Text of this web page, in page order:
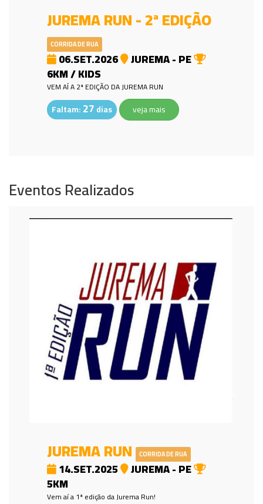
JUREMA RUN - 2ª EDIÇÃO
CORRIDA DE RUA
06.SET.2026 JUREMA - PE
6KM / KIDS
VEM AÍ A 2ª EDIÇÃO DA JUREMA RUN
Faltam:27dias veja mais
Eventos Realizados
JUREMA RUN CORRIDA DE RUA
14.SET.2025 JUREMA - PE
5KM
Vem aí a 1ª edição da Jurema Run!